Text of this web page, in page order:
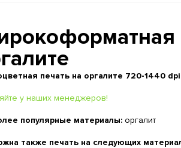
печать на оргалите 720-1440 dpi
у наших менеджеров!
популярные материалы: оргалит
также печать на следующих